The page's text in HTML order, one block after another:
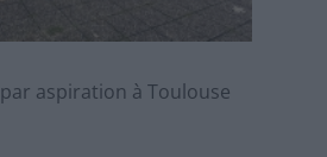
aspiration à Toulouse